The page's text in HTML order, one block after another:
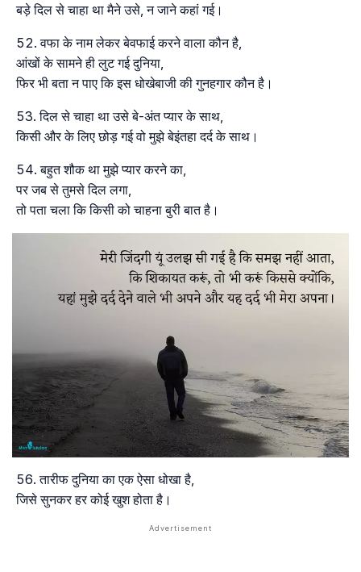
बड़े दिल से चाहा था मैने उसे, न जाने कहां गई।
वफा के नाम लेकर बेवफाई करने वाला कौन है,
आंखों के सामने ही लुट गई दुनिया,
फिर भी बता न पाए कि इस धोखेबाजी की गुनहगार कौन है।
दिल से चाहा था उसे बे-अंत प्यार के साथ,
किसी और के लिए छोड़ गई वो मुझे बेइंतहा दर्द के साथ।
बहुत शौक था मुझे प्यार करने का,
पर जब से तुमसे दिल लगा,
तो पता चला कि किसी को चाहना बुरी बात है।
तारीफ दुनिया का एक ऐसा धोखा है,
जिसे सुनकर हर कोई खुश होता है।